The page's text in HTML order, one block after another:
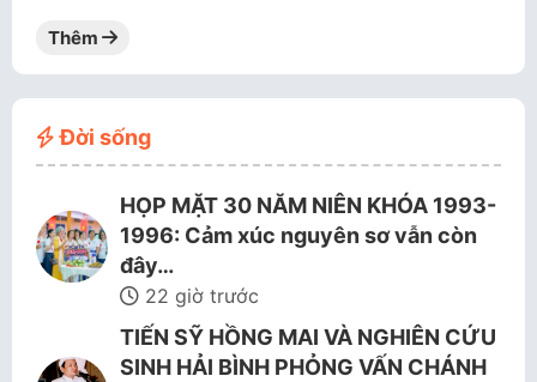
Thêm
Đời sống
HỌP MẶT 30 NĂM NIÊN KHÓA 1993-
1996: Cảm xúc nguyên sơ vẫn còn
đây…
22 giờ trước
TIẾN SỸ HỒNG MAI VÀ NGHIÊN CỨU
SINH HẢI BÌNH PHỎNG VẤN CHÁNH